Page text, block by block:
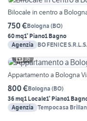
Bilocale in centro a
750 €Bologna (BO)
60 mq1° Piano1 Bagno
Agenzia
BO FENICE S.R.L.S.
16
Appartamento a Bologna
800 €Bologna (BO)
36 mq1 Locale1° Piano1
Agenzia Tempocasa